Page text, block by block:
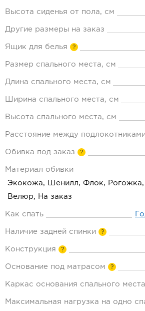
Высота сиденья от пола, см
Другие размеры на заказ
Ящик для белья ?
Размер спального места, см
Длина спального места, см
Ширина спального места, см
Высота спального места, см
Расстояние между
Обивка под заказ ?
Материал обивки
Экокожа, Шенилл, Флок,
Велюр, На заказ
Как спать
Наличие задней спинки ?
Конструкция ?
Основание под матрасом ?
Каркас основания спального места
Максимальная нагрузка на одно